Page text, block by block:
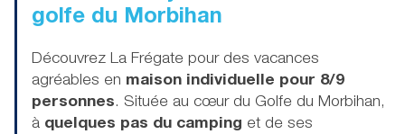
golfe du Morbihan
Découvrez La Frégate pour des vacances
agréables en maison individuelle pour 8/9
personnes. Située au cœur du Golfe du Morbihan,
à quelques pas du camping et de ses